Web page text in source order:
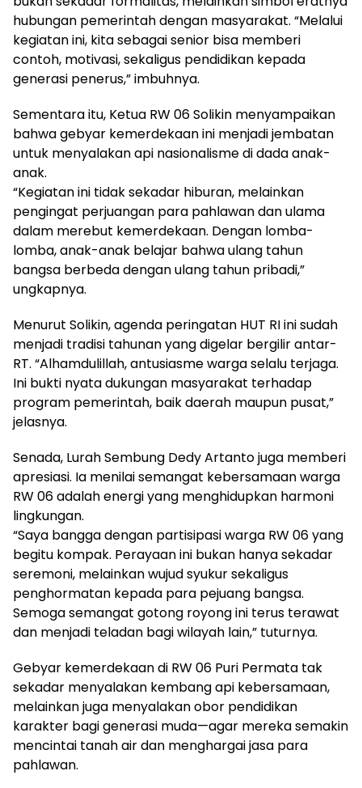
hubungan pemerintah dengan masyarakat. “Melalui
kegiatan ini, kita sebagai senior bisa memberi
contoh, motivasi, sekaligus pendidikan kepada
generasi penerus,” imbuhnya.
Sementara itu, Ketua RW 06 Solikin menyampaikan
bahwa gebyar kemerdekaan ini menjadi jembatan
untuk menyalakan api nasionalisme di dada anak-
anak.
“Kegiatan ini tidak sekadar hiburan, melainkan
pengingat perjuangan para pahlawan dan ulama
dalam merebut kemerdekaan. Dengan lomba-
lomba, anak-anak belajar bahwa ulang tahun
bangsa berbeda dengan ulang tahun pribadi,”
ungkapnya.
Menurut Solikin, agenda peringatan HUT RI ini sudah
menjadi tradisi tahunan yang digelar bergilir antar-
RT. “Alhamdulillah, antusiasme warga selalu terjaga.
Ini bukti nyata dukungan masyarakat terhadap
program pemerintah, baik daerah maupun pusat,”
jelasnya.
Senada, Lurah Sembung Dedy Artanto juga memberi
apresiasi. Ia menilai semangat kebersamaan warga
RW 06 adalah energi yang menghidupkan harmoni
lingkungan.
“Saya bangga dengan partisipasi warga RW 06 yang
begitu kompak. Perayaan ini bukan hanya sekadar
seremoni, melainkan wujud syukur sekaligus
penghormatan kepada para pejuang bangsa.
Semoga semangat gotong royong ini terus terawat
dan menjadi teladan bagi wilayah lain,” tuturnya.
Gebyar kemerdekaan di RW 06 Puri Permata tak
sekadar menyalakan kembang api kebersamaan,
melainkan juga menyalakan obor pendidikan
karakter bagi generasi muda—agar mereka semakin
mencintai tanah air dan menghargai jasa para
pahlawan.